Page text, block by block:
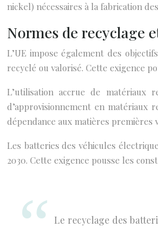
nickel) nécessaires à la fabrication
Normes de recyclage
L’UE impose également des
recyclé ou valorisé. Cette exigence
L’utilisation accrue de matériaux
d’approvisionnement en
dépendance aux matières
Les batteries des véhicules
2030. Cette exigence pousse les
Le recyclage des